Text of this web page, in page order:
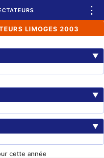
⋮
LIMOGES 2003
▼
▼
▼
cette année